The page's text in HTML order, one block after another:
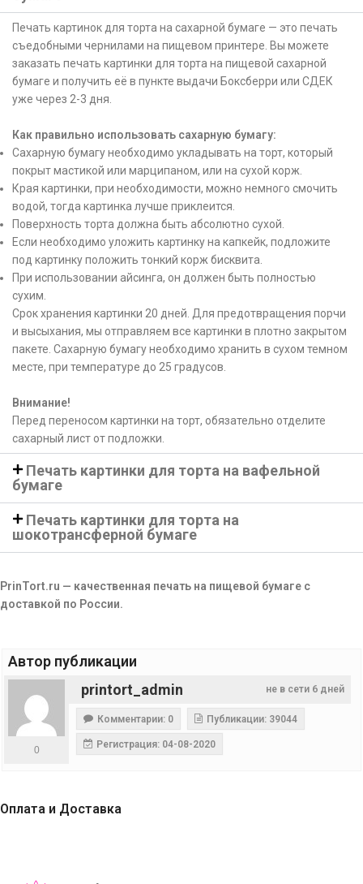
Печать картинок для торта на сахарной бумаге — это печать
съедобными чернилами на пищевом принтере. Вы можете
заказать печать картинки для торта на пищевой сахарной
бумаге и получить её в пункте выдачи Боксберри или СДЕК
уже через 2-3 дня.
Как правильно использовать сахарную бумагу:
Сахарную бумагу необходимо укладывать на торт, который
покрыт мастикой или марципаном, или на сухой корж.
Края картинки, при необходимости, можно немного смочить
водой, тогда картинка лучше приклеится.
Поверхность торта должна быть абсолютно сухой.
Если необходимо уложить картинку на капкейк, подложите
под картинку положить тонкий корж бисквита.
При использовании айсинга, он должен быть полностью
сухим.
Срок хранения картинки 20 дней. Для предотвращения порчи
и высыхания, мы отправляем все картинки в плотно закрытом
пакете. Сахарную бумагу необходимо хранить в сухом темном
месте, при температуре до 25 градусов.
Внимание!
Перед переносом картинки на торт, обязательно отделите
сахарный лист от подложки.
Печать картинки для торта на вафельной
бумаге
Печать картинки для торта на
шокотрансферной бумаге
PrinTort.ru — качественная печать на пищевой бумаге с
доставкой по России.
Автор публикации
не в сети 6 дней
printort_admin
0
Комментарии: 0 Публикации: 39044
Регистрация: 04-08-2020
Оплата и Доставка